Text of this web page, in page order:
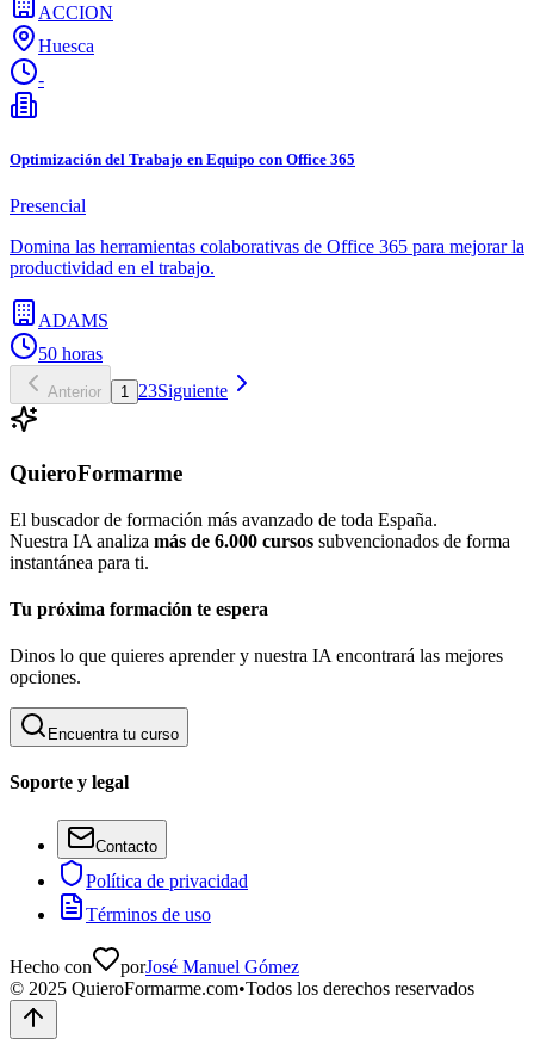
ACCION
Huesca
-
Optimización del Trabajo en Equipo con Office 365
Presencial
Domina las herramientas colaborativas de Office 365 para mejorar la
productividad en el trabajo.
ADAMS
50 horas
Anterior 1 23Siguiente
QuieroFormarme
El buscador de formación más avanzado de toda España.
Nuestra IA analiza más de 6.000 cursos subvencionados de forma
instantánea para ti.
Tu próxima formación te espera
Dinos lo que quieres aprender y nuestra IA encontrará las mejores
opciones.
Encuentra tu curso
Soporte y legal
Contacto
Política de privacidad
Términos de uso
Hecho con porJosé Manuel Gómez
© 2025 QuieroFormarme.com•Todos los derechos reservados